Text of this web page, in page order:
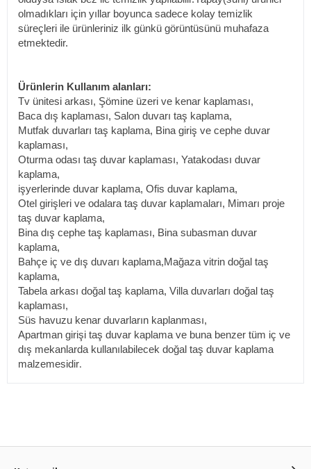
olmadıkları için yıllar boyunca sadece kolay temizlik
süreçleri ile ürünleriniz ilk günkü görüntüsünü muhafaza
etmektedir.
Ürünlerin Kullanım alanları:
Tv ünitesi arkası, Şömine üzeri ve kenar kaplaması,
Baca dış kaplaması, Salon duvarı taş kaplama,
Mutfak duvarları taş kaplama, Bina giriş ve cephe duvar
kaplaması,
Oturma odası taş duvar kaplaması, Yatakodası duvar
kaplama,
işyerlerinde duvar kaplama, Ofis duvar kaplama,
Otel girişleri ve odalara taş duvar kaplamaları, Mimarı proje
taş duvar kaplama,
Bina dış cephe taş kaplaması, Bina subasman duvar
kaplama,
Bahçe iç ve dış duvarı kaplama,Mağaza vitrin doğal taş
kaplama,
Tabela arkası doğal taş kaplama, Villa duvarları doğal taş
kaplaması,
Süs havuzu kenar duvarların kaplanması,
Apartman girişi taş duvar kaplama ve buna benzer tüm iç ve
dış mekanlarda kullanılabilecek doğal taş duvar kaplama
malzemesidir.